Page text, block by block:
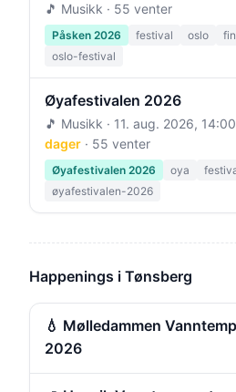
🎵 Musikk · 55 venter
Påsken 2026 festival oslo
oslo-festival
Øyafestivalen 2026
🎵 Musikk · 11. aug. 2026, 14:00
dager · 55 venter
Øyafestivalen 2026 oya
øyafestivalen-2026
Happenings i Tønsberg
💧 Mølledammen
2026